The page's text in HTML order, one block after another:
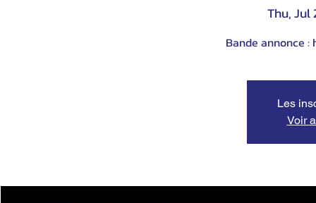
Thu, Jul
Bande annonce :
Les
Voir